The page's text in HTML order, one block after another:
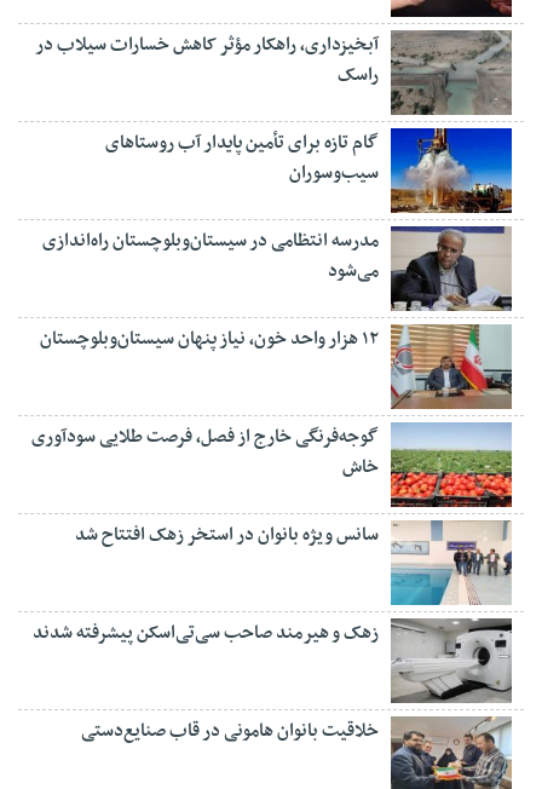
آبخیزداری، راهکار مؤثر کاهش خسارات سیلاب در
راسک
گام تازه برای تأمین پایدار آب روستاهای
سیب‌وسوران
مدرسه انتظامی در سیستان‌وبلوچستان راه‌اندازی
می‌شود
۱۲ هزار واحد خون، نیاز پنهان سیستان‌وبلوچستان
گوجه‌فرنگی خارج از فصل، فرصت طلایی سودآوری
خاش
سانس ویژه بانوان در استخر زهک افتتاح شد
زهک و هیرمند صاحب سی‌تی‌اسکن پیشرفته شدند
خلاقیت بانوان هامونی در قاب صنایع‌دستی